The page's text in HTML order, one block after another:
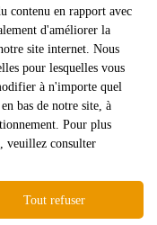
contenu en rapport avec
d'améliorer la
site internet. Nous
pour lesquelles vous
à n'importe quel
bas de notre site, à
Pour plus
veuillez consulter
Tout refuser